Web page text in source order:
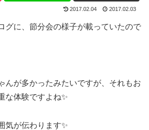
2017.02.04 2017.02.03
グに、節分会の様子が載っていたので
んが多かったみたいですが、それもお
な体験ですよね✨
気が伝わります✨